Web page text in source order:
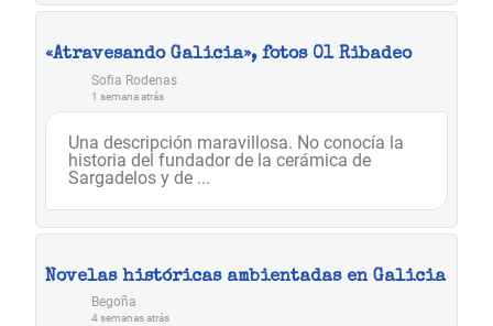
«Atravesando Galicia», fotos 01 Ribadeo
Sofia Rodenas
1 semana atrás
Una descripción maravillosa. No conocía la
historia del fundador de la cerámica de
Sargadelos y de ...
Novelas históricas ambientadas en Galicia
Begoña
4 semanas atrás